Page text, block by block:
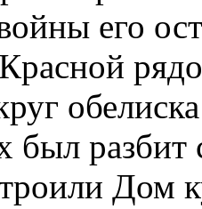
его
был
Дом